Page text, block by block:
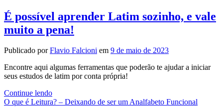
do
mercado:
A
até
Kindle
É possível aprender Latim sozinho, e vale
muito a pena!
Publicado porFlavio Falcioni em 9 de maio de 2023
Encontre aqui algumas ferramentas que poderão te ajudar a iniciar
seus estudos de latim por conta própria!
Continue lendoÉ
possível
O que é Leitura? – Deixando de ser um Analfabeto Funcional